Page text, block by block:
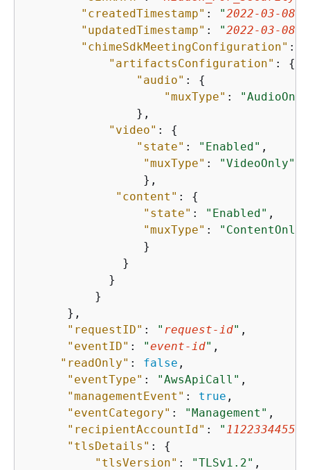
"createdTimestamp" : "2022-03-
"updatedTimestamp" : "2022-03-
"chimeSdkMeetingConfiguration" :
"artifactsConfiguration" : {
"audio" : {
"muxType" :
                },
"video" : {
"state" : "Enabled" ,
"muxType" :
"VideoOnly"
                 },
"content" : {
"state" : "Enabled" ,
"muxType" :
"ContentOnly"
                 }
              }
            }
          }
      },
"requestID" : " request-id" ,
"eventID" : "event-id" ,
"readOnly" : false ,
"eventType" : "AwsApiCall" ,
"managementEvent" : true ,
"eventCategory" : "Management" ,
"recipientAccountId" : " 112233445566
"tlsDetails" : {
"tlsVersion" : "TLSv1.2" ,